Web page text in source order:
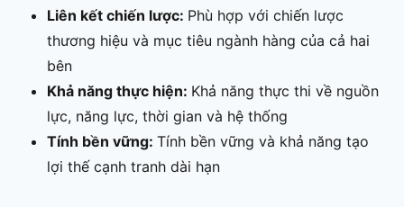
Liên kết chiến lược: Phù hợp với chiến lược
thương hiệu và mục tiêu ngành hàng của cả hai
bên
Khả năng thực hiện: Khả năng thực thi về nguồn
lực, năng lực, thời gian và hệ thống
Tính bền vững: Tính bền vững và khả năng tạo
lợi thế cạnh tranh dài hạn